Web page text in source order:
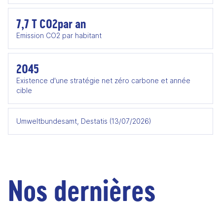
7,7 T CO2par an
Emission CO2 par habitant
2045
Existence d'une stratégie net zéro carbone et année
cible
Umweltbundesamt, Destatis (13/07/2026)
Nos dernières